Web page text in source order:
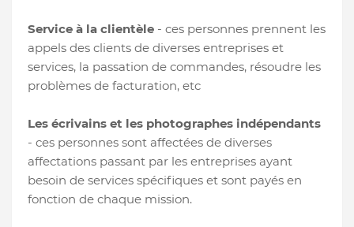
Service à la clientèle - ces personnes prennent les
appels des clients de diverses entreprises et
services, la passation de commandes, résoudre les
problèmes de facturation, etc
Les écrivains et les photographes indépendants
- ces personnes sont affectées de diverses
affectations passant par les entreprises ayant
besoin de services spécifiques et sont payés en
fonction de chaque mission.